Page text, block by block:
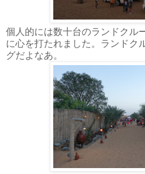
個人的には数十台のランドクル
に心を打たれました。ランドク
グだよなあ。